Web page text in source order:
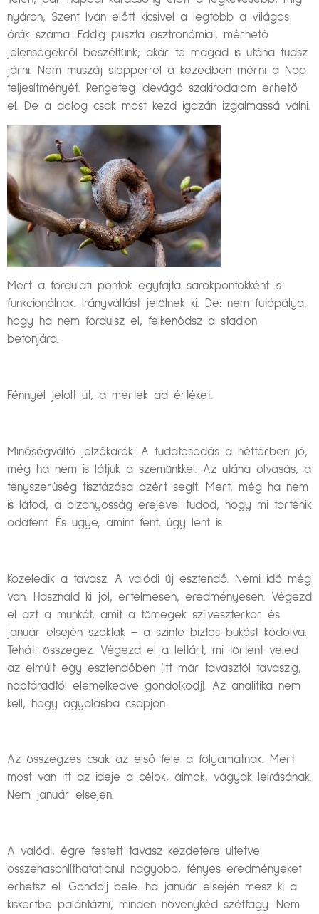
nyáron, Szent Iván előtt kicsivel a legtöbb a világos
órák száma. Eddig puszta asztronómiai, mérhető
jelenségekről beszéltünk; akár te magad is utána tudsz
járni. Nem muszáj stopperrel a kezedben mérni a Nap
teljesítményét. Rengeteg idevágó szakirodalom érhető
el. De a dolog csak most kezd igazán izgalmassá válni.
Mert a fordulati pontok egyfajta sarokpontokként is
funkcionálnak. Irányváltást jelölnek ki. De: nem futópálya,
hogy ha nem fordulsz el, felkenődsz a stadion
betonjára.
Fénnyel jelölt út, a mérték ad értéket.
Minőségváltó jelzőkarók. A tudatosodás a héttérben jó,
még ha nem is látjuk a szemünkkel. Az utána olvasás, a
tényszerűség tisztázása azért segít. Mert, még ha nem
is látod, a bizonyosság erejével tudod, hogy mi történik
odafent. És ugye, amint fent, úgy lent is.
Közeledik a tavasz. A valódi új esztendő. Némi idő még
van. Használd ki jól, értelmesen, eredményesen. Végezd
el azt a munkát, amit a tömegek szilveszterkor és
január elsején szoktak – a szinte biztos bukást kódolva.
Tehát: összegez. Végezd el a leltárt, mi történt veled
az elmúlt egy esztendőben (itt már tavasztól tavaszig,
naptáradtól elemelkedve gondolkodj). Az analitika nem
kell, hogy agyalásba csapjon.
Az összegzés csak az első fele a folyamatnak. Mert
most van itt az ideje a célok, álmok, vágyak leírásának.
Nem január elsején.
A valódi, égre festett tavasz kezdetére ültetve
összehasonlíthatatlanul nagyobb, fényes eredményeket
érhetsz el. Gondolj bele: ha január elsején mész ki a
kiskertbe palántázni, minden növénykéd szétfagy. Nem